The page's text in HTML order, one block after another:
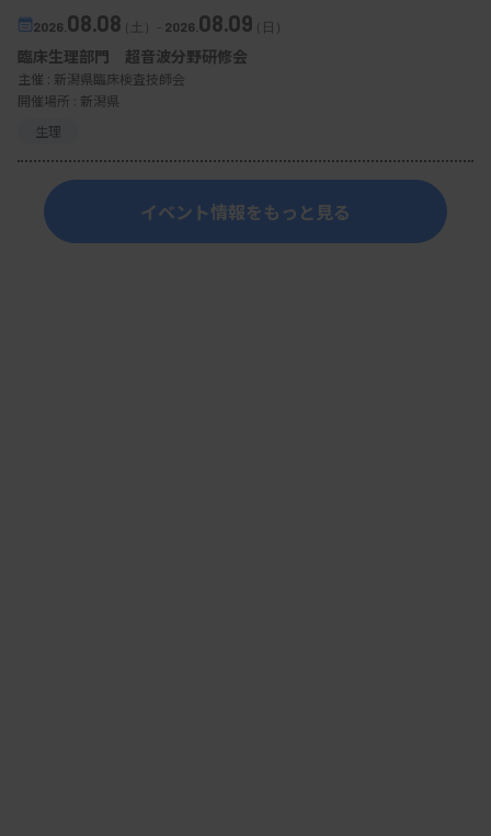
2026. 08.08（土） - 2026. 08.09（日）
臨床生理部門 超音波分野研修会
主催 : 新潟県臨床検査技師会
開催場所 : 新潟県
生理
イベント情報をもっと見る